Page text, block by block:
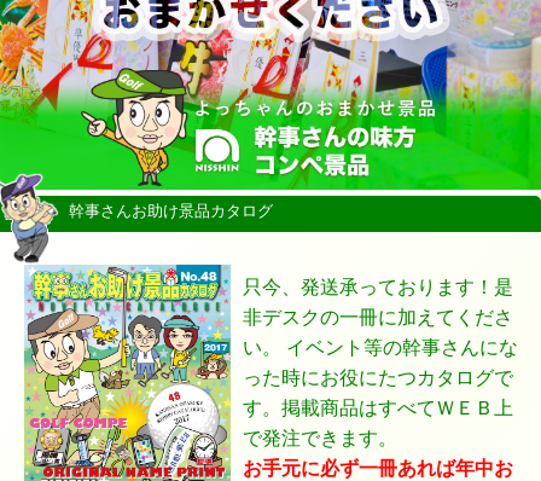
幹事さんお助け景品カタログ
只今、発送承っております！是
非デスクの一冊に加えてくださ
い。 イベント等の幹事さんにな
った時にお役にたつカタログで
す。掲載商品はすべてＷＥＢ上
で発注できます。
お手元に必ず一冊あれば年中お